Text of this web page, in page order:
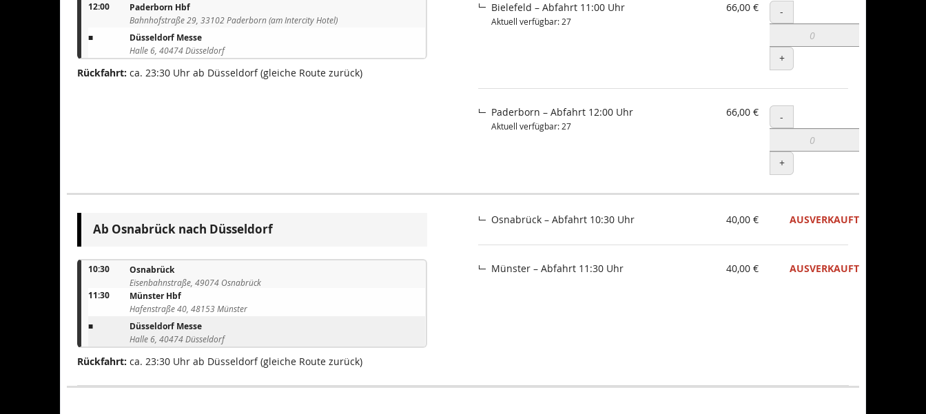
12:00 Paderborn Hbf
Bahnhofstraße 29, 33102 Paderborn (am Intercity Hotel)
■ Düsseldorf Messe
Halle 6, 40474 Düsseldorf
Rückfahrt: ca. 23:30 Uhr ab Düsseldorf (gleiche Route zurück)
Bielefeld – Abfahrt 11:00 Uhr
Aktuell verfügbar: 27
66,00 € Menge
-
+
Paderborn – Abfahrt 12:00 Uhr
Aktuell verfügbar: 27
66,00 € Menge
-
+
Ab Osnabrück nach Düsseldorf
10:30 Osnabrück
Eisenbahnstraße, 49074 Osnabrück
11:30 Münster Hbf
Hafenstraße 40, 48153 Münster
■ Düsseldorf Messe
Halle 6, 40474 Düsseldorf
Rückfahrt: ca. 23:30 Uhr ab Düsseldorf (gleiche Route zurück)
Osnabrück – Abfahrt 10:30 Uhr 40,00 € AUSVERKAUFT
Münster – Abfahrt 11:30 Uhr 40,00 € AUSVERKAUFT